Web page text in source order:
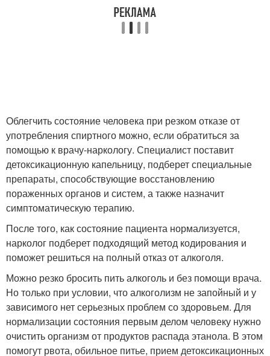
Облегчить состояние человека при резком отказе от
употребления спиртного можно, если обратиться за
помощью к врачу-наркологу. Специалист поставит
детоксикационную капельницу, подберет специальные
препараты, способствующие восстановлению
пораженных органов и систем, а также назначит
симптоматическую терапию.
После того, как состояние пациента нормализуется,
нарколог подберет подходящий метод кодирования и
поможет решиться на полный отказ от алкоголя.
Можно резко бросить пить алкоголь и без помощи врача.
Но только при условии, что алкоголизм не запойный и у
зависимого нет серьезных проблем со здоровьем. Для
нормализации состояния первым делом человеку нужно
очистить организм от продуктов распада этанола. В этом
помогут рвота, обильное питье, прием детоксикационных